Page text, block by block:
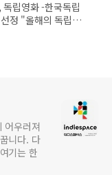
독립영화 -한국독립
정 "올해의 독립영
어우러져
니다. 다
기는 한